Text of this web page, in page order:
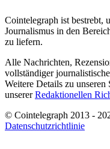
Cointelegraph ist bestrebt,
Journalismus in den
zu liefern.
Alle Nachrichten,
vollständiger
Weitere Details zu unseren
unsererRedaktionellen
© Cointelegraph 2013 -
Datenschutzrichtlinie